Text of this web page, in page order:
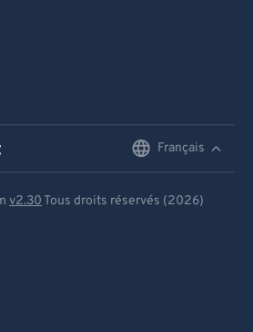
Français
v2.30 Tous droits réservés (2026)